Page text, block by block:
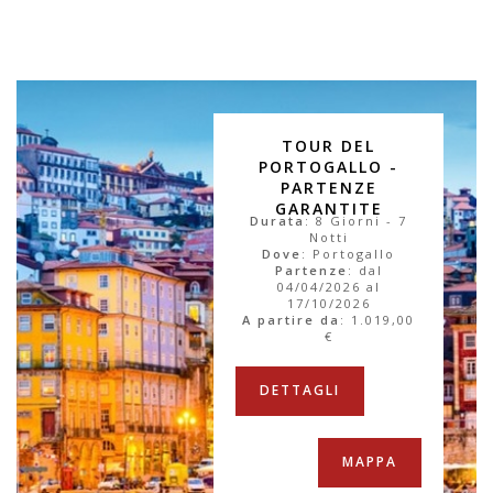
TOUR DEL
PORTOGALLO -
PARTENZE
GARANTITE
Durata : 8 Giorni - 7
Notti
Dove : Portogallo
Partenze : dal
04/04/2026 al
17/10/2026
A partire da : 1.019,00
€
DETTAGLI
MAPPA